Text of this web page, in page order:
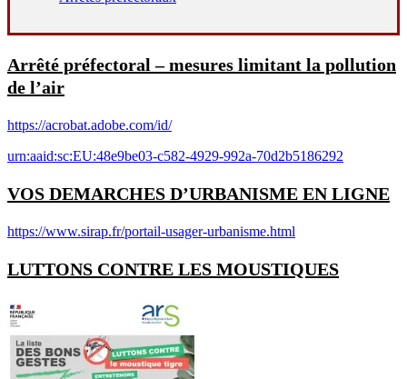
Arrêté préfectoral – mesures limitant la pollution
de l’air
https://acrobat.adobe.com/id/
urn:aaid:sc:EU:48e9be03-c582-4929-992a-70d2b5186292
VOS DEMARCHES D’URBANISME EN LIGNE
https://www.sirap.fr/portail-usager-urbanisme.html
LUTTONS CONTRE LES MOUSTIQUES